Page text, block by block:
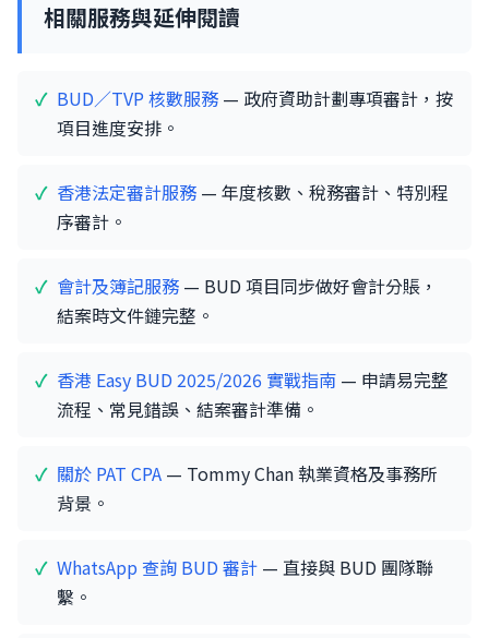
相關服務與延伸閱讀
BUD／TVP 核數服務 — 政府資助計劃專項審計，按
項目進度安排。
香港法定審計服務 — 年度核數、稅務審計、特別程
序審計。
會計及簿記服務 — BUD 項目同步做好會計分賬，
結案時文件鏈完整。
香港 Easy BUD 2025/2026 實戰指南 — 申請易完整
流程、常見錯誤、結案審計準備。
關於 PAT CPA — Tommy Chan 執業資格及事務所
背景。
WhatsApp 查詢 BUD 審計 — 直接與 BUD 團隊聯
繫。